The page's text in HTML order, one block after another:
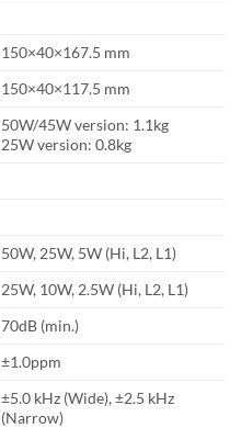
150×40×167.5 mm
150×40×117.5 mm
50W/45W version: 1.1kg
25W version: 0.8kg
50W, 25W, 5W (Hi, L2, L1)
25W, 10W, 2.5W (Hi, L2, L1)
70dB (min.)
±1.0ppm
±5.0 kHz (Wide), ±2.5 kHz
(Narrow)